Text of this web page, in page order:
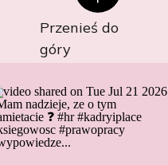
Przenieś do
góry